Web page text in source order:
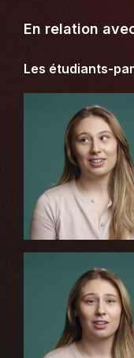
En relation
Les étudiants-